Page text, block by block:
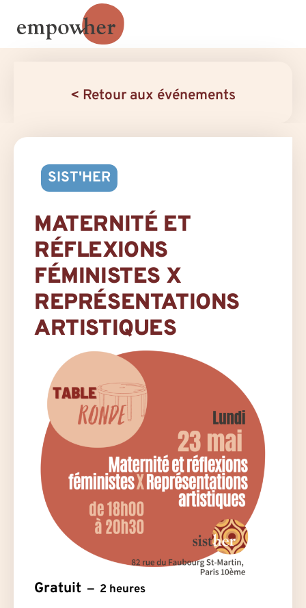
< Retour aux événements
SIST'HER
MATERNITÉ ET
RÉFLEXIONS
FÉMINISTES X
REPRÉSENTATIONS
ARTISTIQUES
Gratuit 2 heures